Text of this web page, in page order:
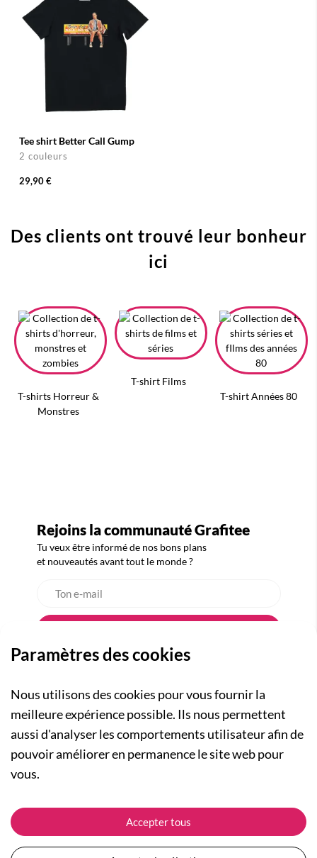
Tee shirt Better Call Gump
2 couleurs
29,90 €
Des clients ont trouvé leur bonheur
ici
T-shirts Horreur &
Monstres
T-shirt Films
T-shirt Années 80
Rejoins la communauté Grafitee
Tu veux être informé de nos bons plans
et nouveautés avant tout le monde ?
A PROPOS
Qui sommes-nous ?
Actualités
Nos engagements
Plan du site
NOS RUBRIQUES
Collection Femme
Collection Enfants
ASSISTANCE
Suivre ma commande
Expédition et livraison
Paramètres des cookies
Nous utilisons des cookies pour vous fournir la
meilleure expérience possible. Ils nous permettent
aussi d'analyser les comportements utilisateur afin de
pouvoir améliorer en permanence le site web pour
vous.
Accepter tous